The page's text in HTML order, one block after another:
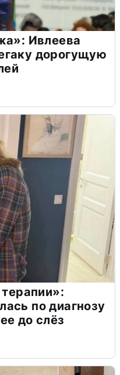
Ивлеева
дорогущую
по диагнозу
до слёз